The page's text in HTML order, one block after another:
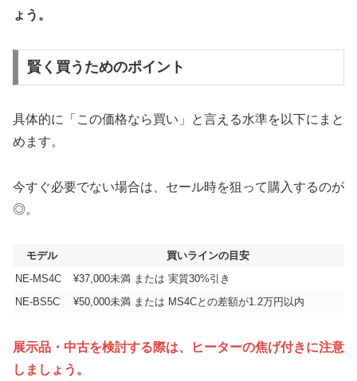
ょう。
賢く買うためのポイント
具体的に「この価格なら買い」と言える水準を以下にまと
めます。
今すぐ必要でない場合は、セール時を狙って購入するのが
◎。
モデル
買いラインの目安
NE-MS4C
¥37,000未満 または 実質30%引き
NE-BS5C
¥50,000未満 または MS4Cとの差額が1.2万円以内
展示品・中古を検討する際は、ヒーターの焦げ付きに注意
しましょう。